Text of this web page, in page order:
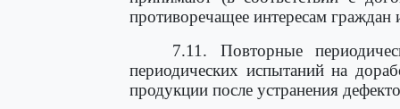
противоречащее интересам граждан
7.11. Повторные
периодических испытаний на
продукции после устранения